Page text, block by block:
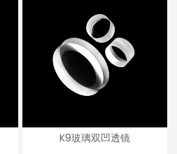
K9玻璃双凹透镜